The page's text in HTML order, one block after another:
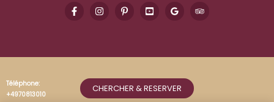
Téléphone:
+4970813010
CHERCHER & RESERVER